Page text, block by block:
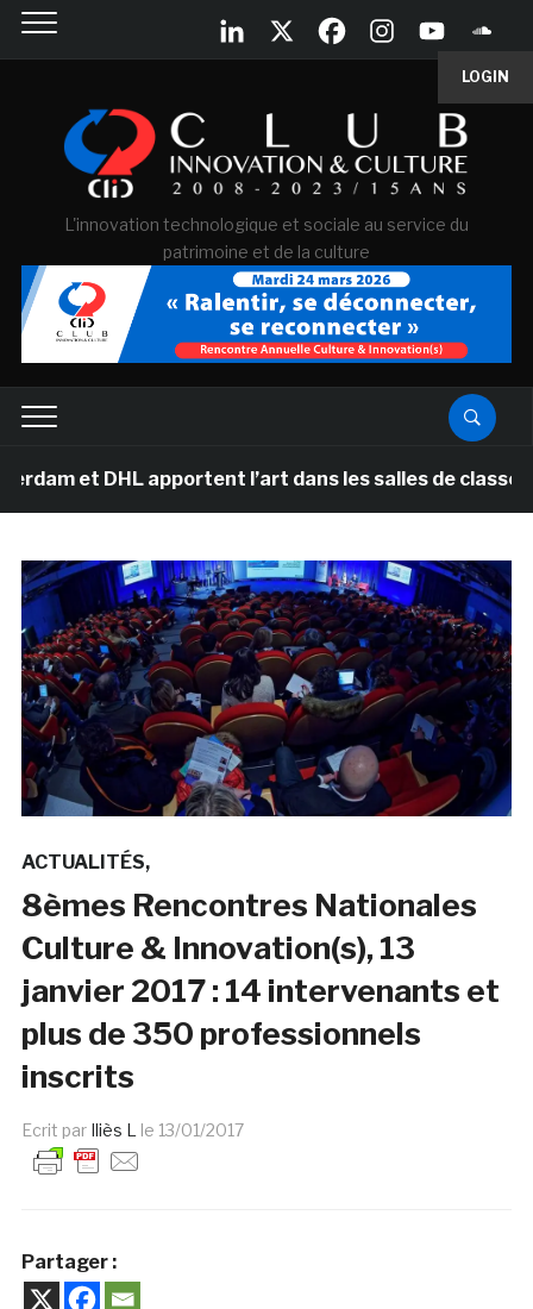
LOGIN
L'innovation technologique et sociale au service du
patrimoine et de la culture
DHL apportent l’art dans les salles de classe des
ACTUALITÉS
8èmes Rencontres Nationales
Culture & Innovation(s), 13
janvier 2017 : 14 intervenants et
plus de 350 professionnels
inscrits
Ecrit par Iliès L le 13/01/2017
Partager :